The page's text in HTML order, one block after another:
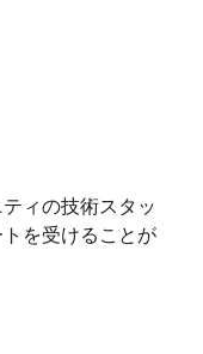
ィの技術スタッ
を受けることが